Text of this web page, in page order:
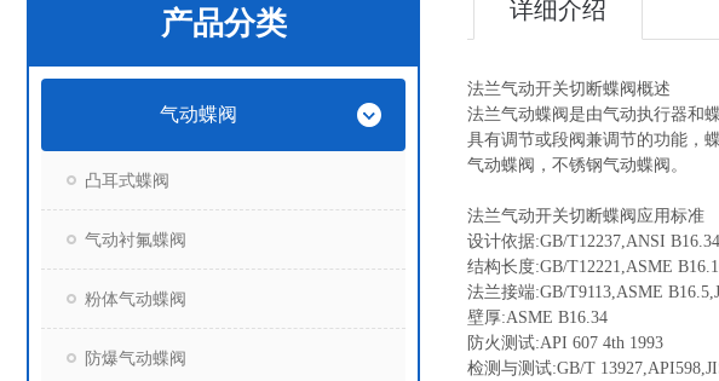
产品分类
气动蝶阀
凸耳式蝶阀
气动衬氟蝶阀
粉体气动蝶阀
防爆气动蝶阀
详细介绍
法兰气动开关切断蝶阀概述
法兰气动蝶阀是由气动执行器和
具有调节或段阀兼调节的功能，
气动蝶阀，不锈钢气动蝶阀。
法兰气动开关切断蝶阀应用标准
设计依据:GB/T12237,ANSI
结构长度:GB/T12221,ASME
法兰接端:GB/T9113,ASME
壁厚:ASME B16.34
防火测试:API 607 4th 1993
检测与测试:GB/T